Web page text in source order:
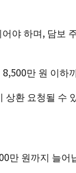
야 하며, 담보
만 원 이하
환 요청될 수
만 원까지 늘어